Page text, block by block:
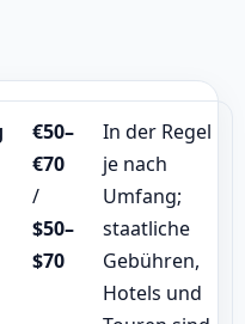
€50–
€70
/
$50–
$70
In der Regel
je nach
Umfang;
staatliche
Gebühren,
Hotels und